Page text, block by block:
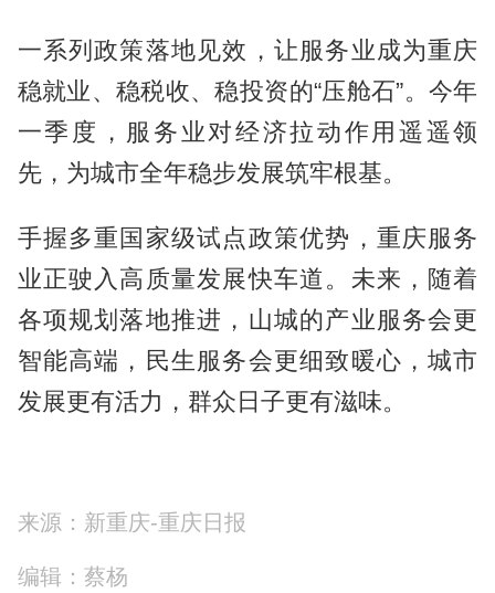
一系列政策落地见效，让服务业成为重庆
稳就业、稳税收、稳投资的“压舱石”。今年
一季度，服务业对经济拉动作用遥遥领
先，为城市全年稳步发展筑牢根基。
手握多重国家级试点政策优势，重庆服务
业正驶入高质量发展快车道。未来，随着
各项规划落地推进，山城的产业服务会更
智能高端，民生服务会更细致暖心，城市
发展更有活力，群众日子更有滋味。
来源：新重庆-重庆日报
编辑：蔡杨